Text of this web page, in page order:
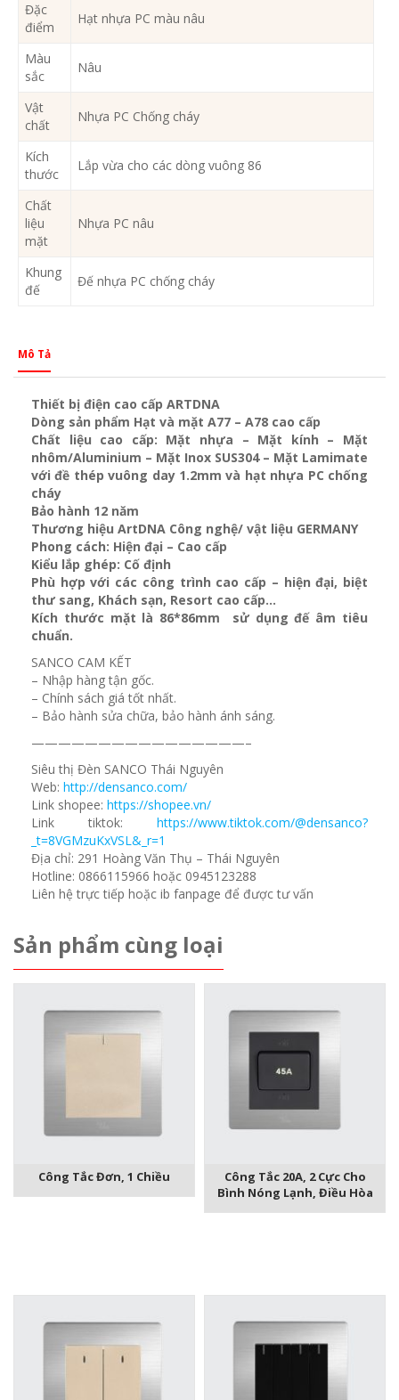
Đặc
điểm
Hạt nhựa PC màu nâu
Màu
sắc
Nâu
Vật
chất
Nhựa PC Chống cháy
Kích
thước
Lắp vừa cho các dòng vuông 86
Chất
liệu
mặt
Nhựa PC nâu
Khung
đế
Đế nhựa PC chống cháy
Mô Tả
Thiết bị điện cao cấp ARTDNA
Dòng sản phẩm Hạt và mặt A77 – A78 cao cấp
Chất liệu cao cấp: Mặt nhựa – Mặt kính – Mặt
nhôm/Aluminium – Mặt Inox SUS304 – Mặt Lamimate
với đề thép vuông day 1.2mm và hạt nhựa PC chống
cháy
Bảo hành 12 năm
Thương hiệu ArtDNA Công nghệ/ vật liệu GERMANY
Phong cách: Hiện đại – Cao cấp
Kiểu lắp ghép: Cố định
Phù hợp với các công trình cao cấp – hiện đại, biệt
thư sang, Khách sạn, Resort cao cấp…
Kích thước mặt là 86*86mm sử dụng đế âm tiêu
chuẩn.
SANCO CAM KẾT
– Nhập hàng tận gốc.
– Chính sách giá tốt nhất.
– Bảo hành sửa chữa, bảo hành ánh sáng.
————————————————–
Siêu thị Đèn SANCO Thái Nguyên
Web: http://densanco.com/
Link shopee: https://shopee.vn/
Link tiktok: https://www.tiktok.com/@densanco?
_t=8VGMzuKxVSL&_r=1
Địa chỉ: 291 Hoàng Văn Thụ – Thái Nguyên
Hotline: 0866115966 hoặc 0945123288
Liên hệ trực tiếp hoặc ib fanpage để được tư vấn
Sản phẩm cùng loại
Công Tắc Đơn, 1 Chiều
Công Tắc 20A, 2 Cực Cho
Bình Nóng Lạnh, Điều Hòa